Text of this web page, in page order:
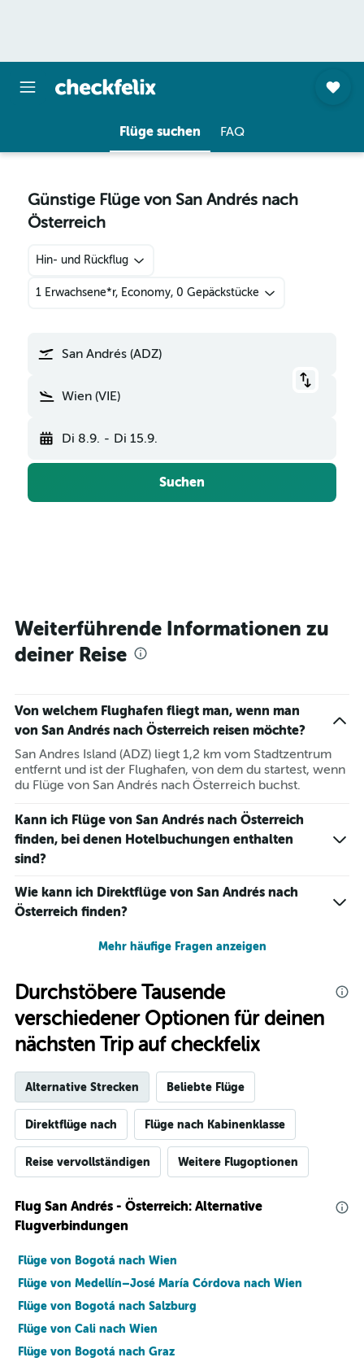
Flüge suchen FAQ
Günstige Flüge von San Andrés nach
Österreich
Hin- und Rückflug
1 Erwachsene*r, Economy, 0 Gepäckstücke
San Andrés (ADZ)
Wien (VIE)
Di 8.9. - Di 15.9.
Suchen
Weiterführende Informationen zu
deiner Reise
Von welchem Flughafen fliegt man, wenn man
von San Andrés nach Österreich reisen möchte?
San Andres Island (ADZ) liegt 1,2 km vom Stadtzentrum
entfernt und ist der Flughafen, von dem du startest, wenn
du Flüge von San Andrés nach Österreich buchst.
Kann ich Flüge von San Andrés nach Österreich
finden, bei denen Hotelbuchungen enthalten
sind?
Wie kann ich Direktflüge von San Andrés nach
Österreich finden?
Mehr häufige Fragen anzeigen
Durchstöbere Tausende
verschiedener Optionen für deinen
nächsten Trip auf checkfelix
Alternative Strecken Beliebte Flüge
Direktflüge nach Flüge nach Kabinenklasse
Reise vervollständigen Weitere Flugoptionen
Flug San Andrés - Österreich: Alternative
Flugverbindungen
Flüge von Bogotá nach Wien
Flüge von Medellín–José María Córdova nach Wien
Flüge von Bogotá nach Salzburg
Flüge von Cali nach Wien
Flüge von Bogotá nach Graz